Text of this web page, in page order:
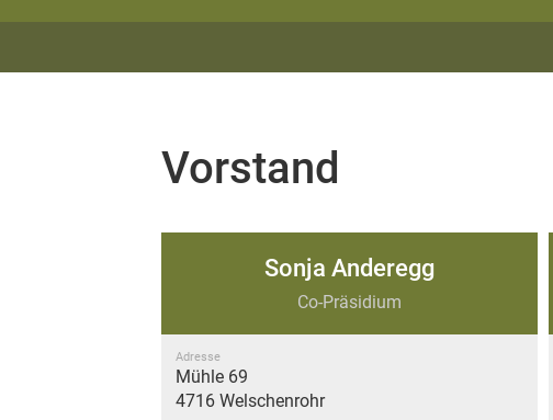
Vorstand
Sonja Anderegg
Co-Präsidium
Adresse
Mühle 69
4716 Welschenrohr